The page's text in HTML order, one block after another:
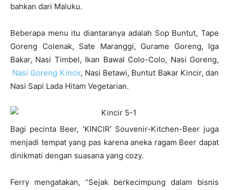
bahkan dari Maluku.
Beberapa menu itu diantaranya adalah Sop Buntut, Tape
Goreng Colenak, Sate Maranggi, Gurame Goreng, Iga
Bakar, Nasi Timbel, Ikan Bawal Colo-Colo, Nasi Goreng,
Nasi Goreng Kincir, Nasi Betawi, Buntut Bakar Kincir, dan
Nasi Sapi Lada Hitam Vegetarian.
Bagi pecinta Beer, ‘KINCIR’ Souvenir-Kitchen-Beer juga
menjadi tempat yang pas karena aneka ragam Beer dapat
dinikmati dengan suasana yang cozy.
Ferry mengatakan, “Sejak berkecimpung dalam bisnis